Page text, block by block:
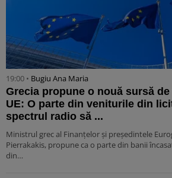
19:00 • Bugiu ⁠Ana Maria
Grecia propune o nouă sursă
UE: O parte din veniturile din
spectrul radio să ...
Ministrul grec al Finanțelor și președintele
Pierrakakis, propune ca o parte din banii
din…